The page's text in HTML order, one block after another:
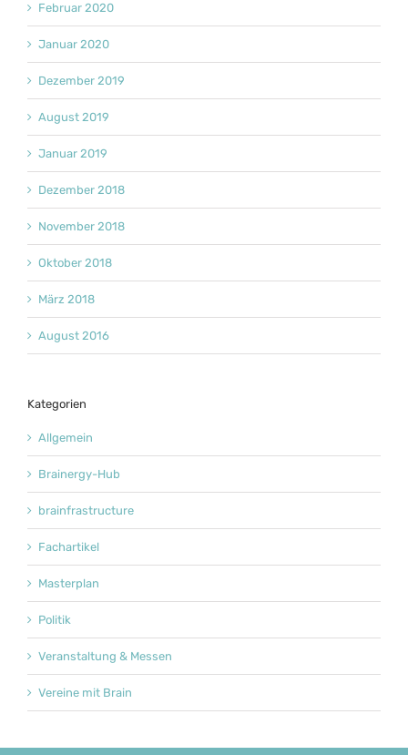
Februar 2020
Januar 2020
Dezember 2019
August 2019
Januar 2019
Dezember 2018
November 2018
Oktober 2018
März 2018
August 2016
Kategorien
Allgemein
Brainergy-Hub
brainfrastructure
Fachartikel
Masterplan
Politik
Veranstaltung & Messen
Vereine mit Brain